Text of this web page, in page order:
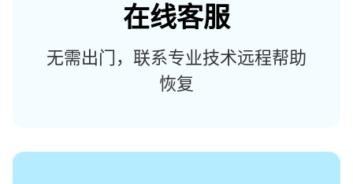
在线客服
无需出门，联系专业技术远程帮助
恢复